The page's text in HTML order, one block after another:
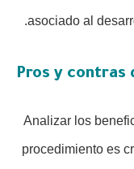
asociado al
.
Pros y contras
Analizar los
procedimiento es